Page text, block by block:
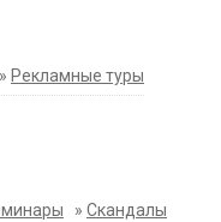
» Рекламные туры
» Скандалы